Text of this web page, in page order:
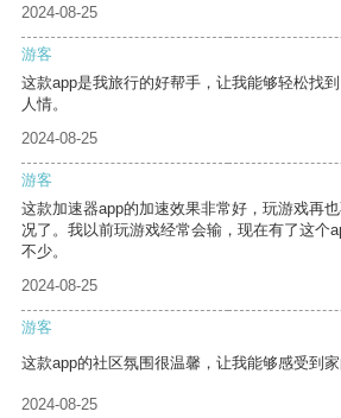
2024-08-25
游客
这款app是我旅行的好帮手，让我能够轻松找
人情。
2024-08-25
游客
这款加速器app的加速效果非常好，玩游戏再
况了。我以前玩游戏经常会输，现在有了这个
不少。
2024-08-25
游客
这款app的社区氛围很温馨，让我能够感受到家
2024-08-25